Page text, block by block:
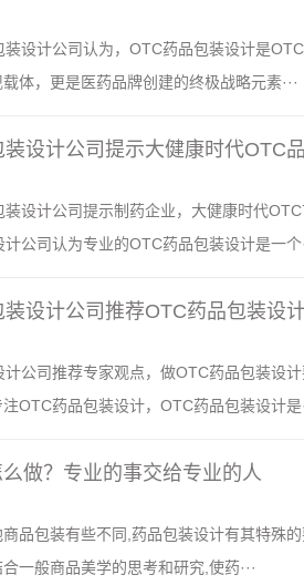
装设计公司认为，OTC药品包装设计是
体，更是医药品牌创建的终极战略元素···
设计公司提示大健康时代OTC
装设计公司提示制药企业，大健康时代
公司认为专业的OTC药品包装设计是一个
设计公司推荐OTC药品包装设
计公司推荐专家观点，做OTC药品包装设
OTC药品包装设计，OTC药品包装设计是
做？专业的事交给专业的人
品包装有些不同,药品包装设计有其特殊
一般商品美学的思考和研究,使药···